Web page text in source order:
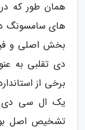
همان طور که
های سامسونگ
بخش اصلی و
دی تقلبی به
برخی از
یک ال سی دی
تشخیص اصل